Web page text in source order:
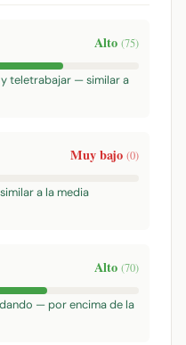
Alto (75)
teletrabajar — similar a
Muy bajo (0)
a la media
Alto (70)
— por encima de la